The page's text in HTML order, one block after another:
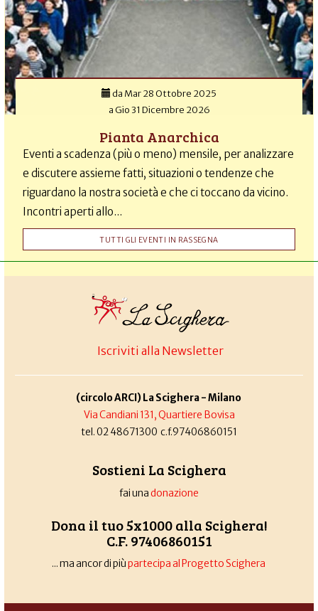
da Mar 28 Ottobre 2025
aGio 31 Dicembre 2026
Pianta Anarchica
Eventi a scadenza (più o meno) mensile, per analizzare
e discutere assieme fatti, situazioni o tendenze che
riguardano la nostra società e che ci toccano da vicino.
Incontri aperti allo...
TUTTI GLI EVENTI IN RASSEGNA
Iscriviti alla Newsletter
(circolo ARCI) La Scighera - Milano
Via Candiani 131, Quartiere Bovisa
tel. 02 48671300 c.f.97406860151
Sostieni La Scighera
fai unadonazione
Dona il tuo 5x1000 alla Scighera!
C.F. 97406860151
... ma ancor di piùpartecipa al Progetto Scighera